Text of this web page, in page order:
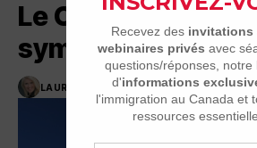
Le Canada, pays le
sympa au monde
LAURENCE NADEAU 1 MINUTES DE LECTURE